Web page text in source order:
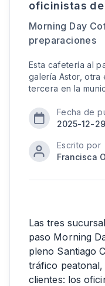
oficinistas
Morning Day
preparaciones
Esta cafetería al
galería Astor, otra
tercera en la
Fecha de
2025-12-29
Escrito por
Francisca
Las tres
paso Morning
pleno Santiago
tráfico
clientes: los